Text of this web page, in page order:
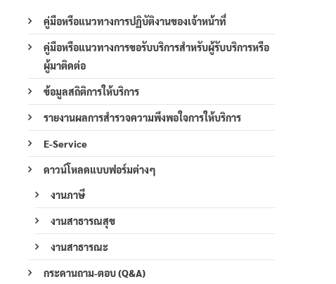
คู่มือหรือแนวทางการปฏิบัติงานของเจ้าหน้าที่
คู่มือหรือแนวทางการขอรับบริการสำหรับผู้รับบริการหรือ
ผู้มาติดต่อ
ข้อมูลสถิติการให้บริการ
รายงานผลการสำรวจความพึงพอใจการให้บริการ
E-Service
ดาวน์โหลดแบบฟอร์มต่างๆ
งานภาษี
งานสาธารณสุข
งานสาธารณะ
กระดานถาม-ตอบ (Q&A)